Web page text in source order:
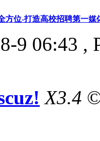
方位-打造高校招聘第一媒
9 06:43 ,
X3.4